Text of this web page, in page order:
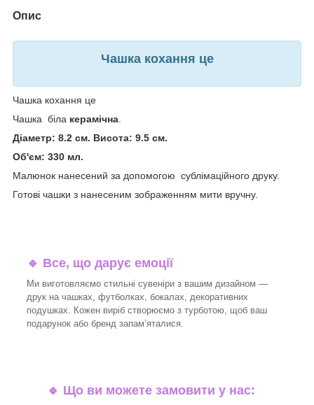
Опис
Чашка кохання це
Чашка кохання це
Чашка біла керамічна.
Діаметр: 8.2 см. Висота: 9.5 см.
Об'єм: 330 мл.
Малюнок нанесений за допомогою сублімаційного друку.
Готові чашки з нанесеним зображенням мити вручну.
🔹 Все, що дарує емоції
Ми виготовляємо стильні сувеніри з вашим дизайном —
друк на чашках, футболках, бокалах, декоративних
подушках. Кожен виріб створюємо з турботою, щоб ваш
подарунок або бренд запам’яталися.
🔹 Що ви можете замовити у нас: